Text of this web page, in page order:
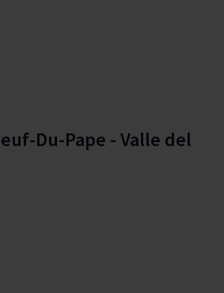
Du-Pape - Valle del